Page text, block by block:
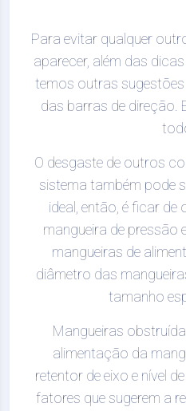
Para evitar qualquer
aparecer, além das
temos outras
das barras de direção.
O desgaste de outros
sistema também pode
ideal, então, é ficar de
mangueira de pressão
mangueiras de
diâmetro das
tamanho
Mangueiras
alimentação da
retentor de eixo e nível
fatores que sugerem a